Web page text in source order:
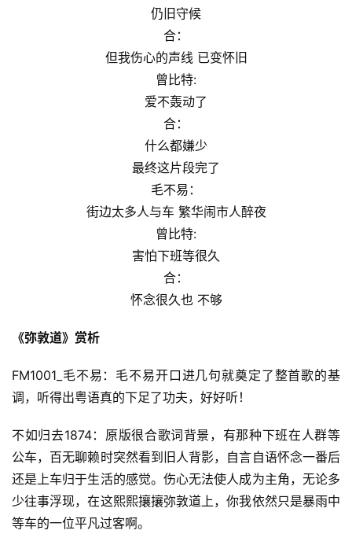
首
页
仍旧守候
合：
但我伤心的声线 已变怀旧
曾比特:
爱不轰动了
合：
什么都嫌少
最终这片段完了
毛不易：
街边太多人与⻋ 繁华闹市人醉夜
曾比特:
害怕下班等很久
合：
怀念很久也 不够
《弥敦道》赏析
FM1001_毛不易：毛不易开口进几句就奠定了整首歌的基
调，听得出粤语真的下足了功夫，好好听！
不如归去1874：原版很合歌词背景，有那种下班在人群等
公车，百无聊赖时突然看到旧人背影，自言自语怀念一番后
还是上车归于生活的感觉。伤心无法使人成为主角，无论多
少往事浮现，在这熙熙攘攘弥敦道上，你我依然只是暴雨中
等车的一位平凡过客啊。